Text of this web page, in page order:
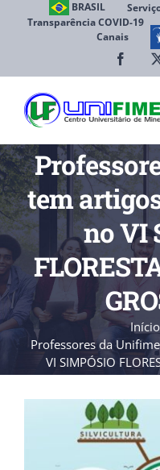
BRASIL
Transparência COVID-19
Canais
tem
no VI
Início
Professores da
VI SIMPÓSIO